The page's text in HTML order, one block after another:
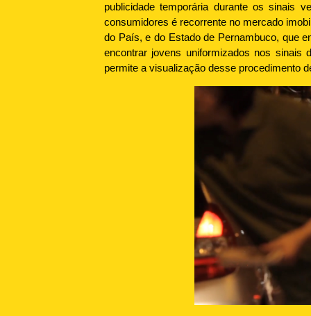
publicidade temporária durante os sinais
consumidores é recorrente no mercado
do País, e do Estado de Pernambuco, que
encontrar jovens uniformizados nos sinais
permite a visualização desse procedimento